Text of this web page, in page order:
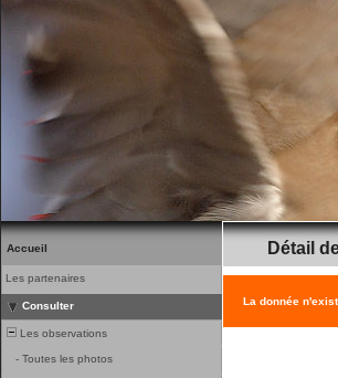
Accueil
Les partenaires
Consulter
Les observations
- Toutes les photos
Détail
La donnée